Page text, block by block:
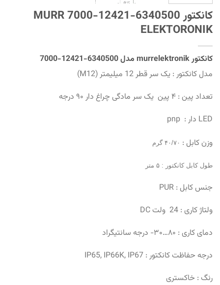
کانکتور 6340500-12421-7000 MURR
ELEKTORONIK
کانکتور murrelektronik مدل 6340500-12421-7000
مدل کانکتور : یک سر قطر 12 میلیمتر (M12)
تعداد پین : ۴ پین یک سر مادگی چراغ دار ۹۰ درجه
LED دار : pnp
وزن کابل : ۴۰/۷۰ گرم
طول کابل کانکتور : ۵ متر
جنس کابل : PUR
ولتاژ کاری : 24 ولت DC
دمای کاری : ۸۰…۳۰- درجه سانتیگراد
درجه حفاظت کانکتور : IP65, IP66K, IP67
رنگ : خاکستری